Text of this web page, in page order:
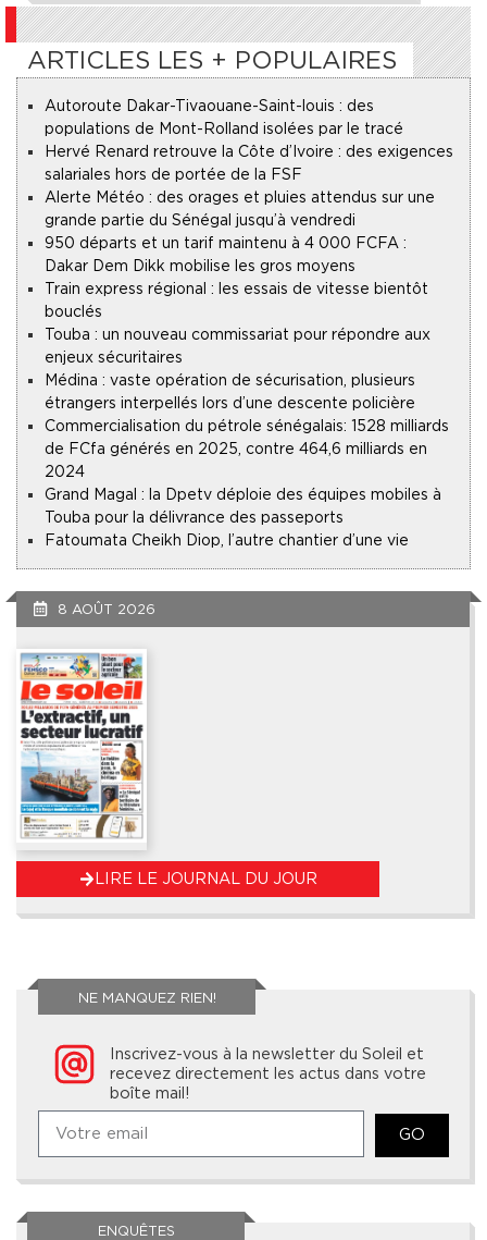
ARTICLES LES + POPULAIRES
Autoroute Dakar-Tivaouane-Saint-louis : des
populations de Mont-Rolland isolées par le tracé
Hervé Renard retrouve la Côte d’Ivoire : des exigences
salariales hors de portée de la FSF
Alerte Météo : des orages et pluies attendus sur une
grande partie du Sénégal jusqu’à vendredi
950 départs et un tarif maintenu à 4 000 FCFA :
Dakar Dem Dikk mobilise les gros moyens
Train express régional : les essais de vitesse bientôt
bouclés
Touba : un nouveau commissariat pour répondre aux
enjeux sécuritaires
Médina : vaste opération de sécurisation, plusieurs
étrangers interpellés lors d’une descente policière
Commercialisation du pétrole sénégalais : 1528 milliards
de FCfa générés en 2025, contre 464,6 milliards en
2024
Grand Magal : la Dpetv déploie des équipes mobiles à
Touba pour la délivrance des passeports
Fatoumata Cheikh Diop, l’autre chantier d’une vie
8 AOÛT 2026
LIRE LE JOURNAL DU JOUR
NE MANQUEZ RIEN!
Inscrivez-vous à la newsletter du Soleil et
recevez directement les actus dans votre
boîte mail!
GO
ENQUÊTES